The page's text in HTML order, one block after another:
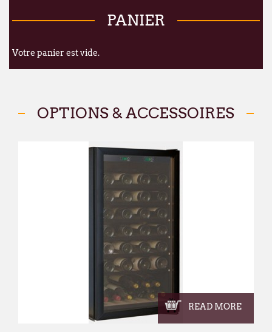
PANIER
Votre panier est vide.
OPTIONS & ACCESSOIRES
READ MORE
Vanafmaandag 24 augustus
1601 Sint-Pieters-Leeuw
François Dubaere en Géraldine Dubaere
Chers clients,
Nous vous informons que nos bureaux
fermés
du lundi 27 juillet au vendredi
Cette fermeture est liée au
qu'à notre fermeture estivale annuelle
Par ailleurs, en raison de ces mêmes
fermeture estivale de plusieurs de nos
commande passée via notre webshop
juillet
pourra subir un délai de
qu'à l'habitude.
Nous mettons tout en œuvre pour